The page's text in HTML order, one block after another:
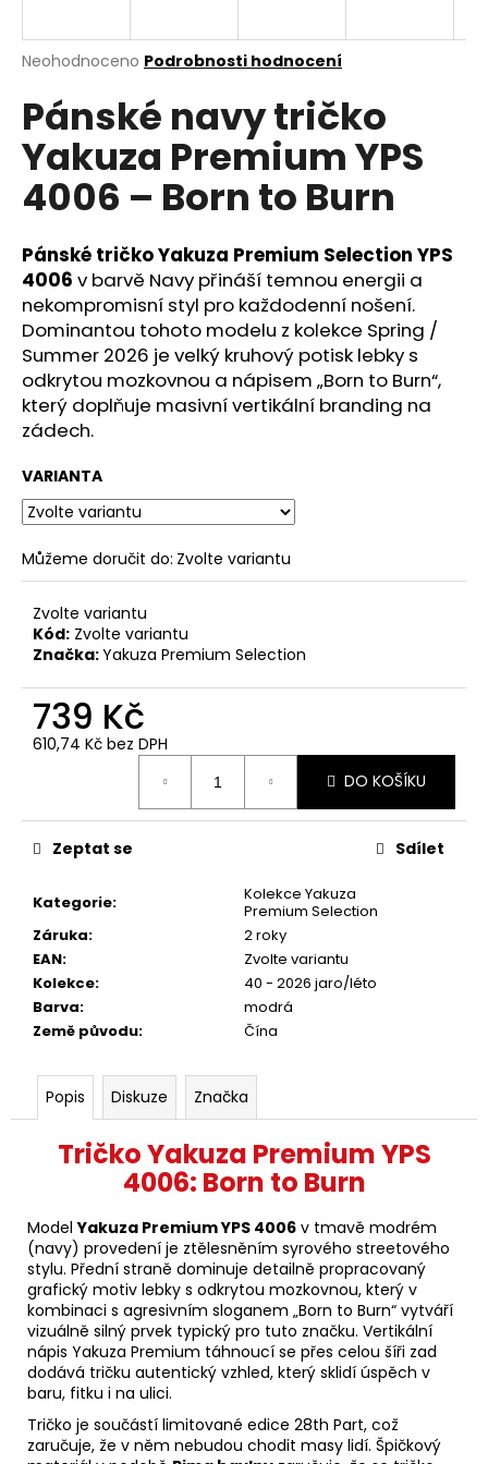
Průměrné
produktu
je
0,0
z
hvězdiček.
Neohodnoceno Podrobnosti hodnocení
Pánské navy tričko
Yakuza Premium YPS
4006 – Born to Burn
Pánské tričko Yakuza Premium Selection YPS
4006 v barvě Navy přináší temnou energii a
nekompromisní styl pro každodenní nošení.
Dominantou tohoto modelu z kolekce Spring /
Summer 2026 je velký kruhový potisk lebky s
odkrytou mozkovnou a nápisem „Born to Burn“,
který doplňuje masivní vertikální branding na
zádech.
VARIANTA
Můžeme doručit do: Zvolte variantu
Zvolte variantu
Kód: Zvolte variantu
Značka:Yakuza Premium Selection
739 Kč
610,74 Kč bez DPH
DO KOŠÍKU
Kategorie:
Kolekce Yakuza
Premium Selection
Záruka:
2 roky
EAN:
Zvolte variantu
Kolekce:
40 - 2026 jaro/léto
Barva:
modrá
Země původu: Čína
Zeptat se Sdílet
Popis Diskuze Značka
Tričko Yakuza Premium YPS
4006: Born to Burn
ModelYakuza Premium YPS 4006 v tmavě modrém
(navy) provedení je ztělesněním syrového streetového
stylu. Přední straně dominuje detailně propracovaný
grafický motiv lebky s odkrytou mozkovnou, který v
kombinaci s agresivním sloganem „Born to Burn“ vytváří
vizuálně silný prvek typický pro tuto značku. Vertikální
nápis Yakuza Premium táhnoucí se přes celou šíři zad
dodává tričku autentický vzhled, který sklidí úspěch v
baru, fitku i na ulici.
Tričko je součástí limitované edice 28th Part, což
zaručuje, že v něm nebudou chodit masy lidí. Špičkový
j
t
?
HLEDAT
D
o
p
o
r
u
č
u
e
m
e
MINIŠATY
YAKUZA
PREMIUM
3530
SKULL
499
856
Kč